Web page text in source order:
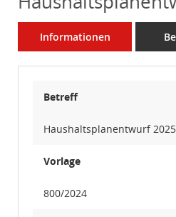
Informationen
Betreff
Haushaltsplanentwurf 2025
Vorlage
800/2024